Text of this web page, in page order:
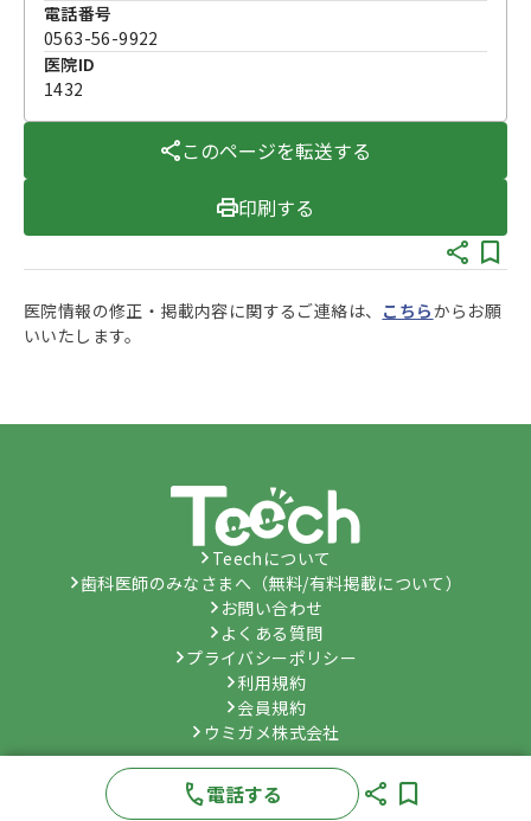
電話番号
0563-56-9922
医院ID
1432
このページを転送する
印刷する
医院情報の修正・掲載内容に関するご連絡は、 こちらからお願
いいたします。
Teechについて
歯科医師のみなさまへ（無料/有料掲載について）
お問い合わせ
よくある質問
プライバシーポリシー
利用規約
会員規約
ウミガメ株式会社
© Umygame Co., Ltd. All Rights Reserved.